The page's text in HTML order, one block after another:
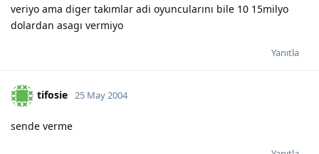
veriyo ama diger takımlar adi oyuncularını bile 10 15milyo
dolardan asagı vermiyo
Yanıtla
tifosie 25 May 2004
sende verme